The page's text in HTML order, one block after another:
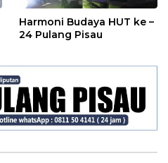
Harmoni Budaya HUT ke –
24 Pulang Pisau